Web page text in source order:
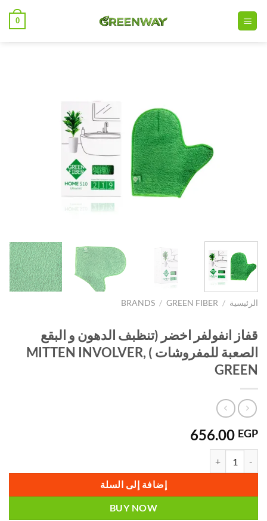
للمحتوى
0
الرئيسية /
BRANDS / GREEN FIBER
قفاز انفولفر اخضر (تنظبف الدهون و البقع
الصعبة للمفروشات ) MITTEN INVOLVER,
GREEN
656.00 EGP
إضافة إلى السلة
BUY NOW